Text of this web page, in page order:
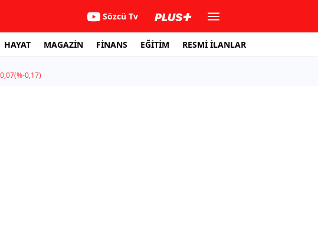
Sözcü Tv
HAYAT MAGAZİN FİNANS EĞİTİM RESMİ İLANLAR
(%-0,17)